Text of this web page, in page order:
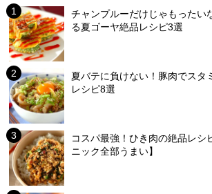
チャンプルーだけじゃもったい
る夏ゴーヤ絶品レシピ3選
夏バテに負けない！豚肉でスタ
レシピ8選
コスパ最強！ひき肉の絶品レシ
ニック全部うまい】